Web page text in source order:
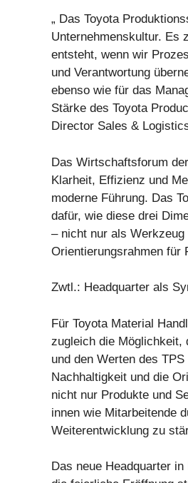
„ Das Toyota
Unternehmenskultur. Es
entsteht, wenn wir
und Verantwortung
ebenso wie für das
Stärke des Toyota
Director Sales &
Das Wirtschaftsforum
Klarheit, Effizienz und
moderne Führung. Das
dafür, wie diese drei
– nicht nur als
Orientierungsrahmen für
Zwtl.: Headquarter als
Für Toyota Material
zugleich die Möglichkeit,
und den Werten des
Nachhaltigkeit und die
nicht nur Produkte und
innen wie Mitarbeitende
Weiterentwicklung zu
Das neue Headquarter